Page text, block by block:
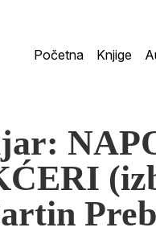
Početna Knjige